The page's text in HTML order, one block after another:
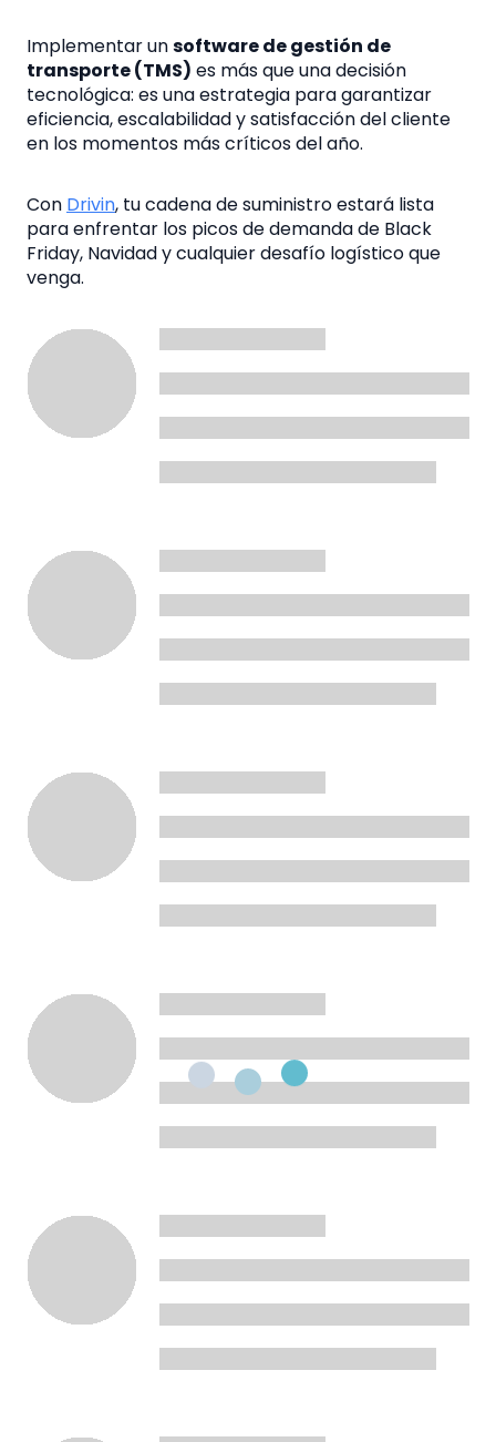
Implementar unsoftware de gestión de
transporte (TMS) es más que una decisión
tecnológica: es una estrategia para garantizar
eficiencia, escalabilidad y satisfacción del cliente
en los momentos más críticos del año.
Con Drivin, tu cadena de suministro estará lista
para enfrentar los picos de demanda de Black
Friday, Navidad y cualquier desafío logístico que
venga.